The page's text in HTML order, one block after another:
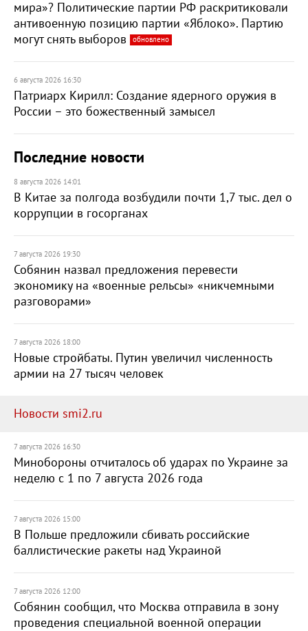
мира»? Политические партии РФ раскритиковали
антивоенную позицию партии «Яблоко». Партию
могут снять выборов
обновлено
6 августа 2026 16:30
Патриарх Кирилл: Создание ядерного оружия в
России – это божественный замысел
Последние новости
8 августа 2026 14:01
В Китае за полгода возбудили почти 1,7 тыс. дел о
коррупции в госорганах
7 августа 2026 19:30
Собянин назвал предложения перевести
экономику на «военные рельсы» «никчемными
разговорами»
7 августа 2026 18:00
Новые стройбаты. Путин увеличил численность
армии на 27 тысяч человек
Новости smi2.ru
7 августа 2026 16:30
Минобороны отчиталось об ударах по Украине за
неделю с 1 по 7 августа 2026 года
7 августа 2026 15:00
В Польше предложили сбивать российские
баллистические ракеты над Украиной
7 августа 2026 12:00
Собянин сообщил, что Москва отправила в зону
проведения специальной военной операции